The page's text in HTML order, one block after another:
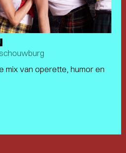
mix van operette, humor en